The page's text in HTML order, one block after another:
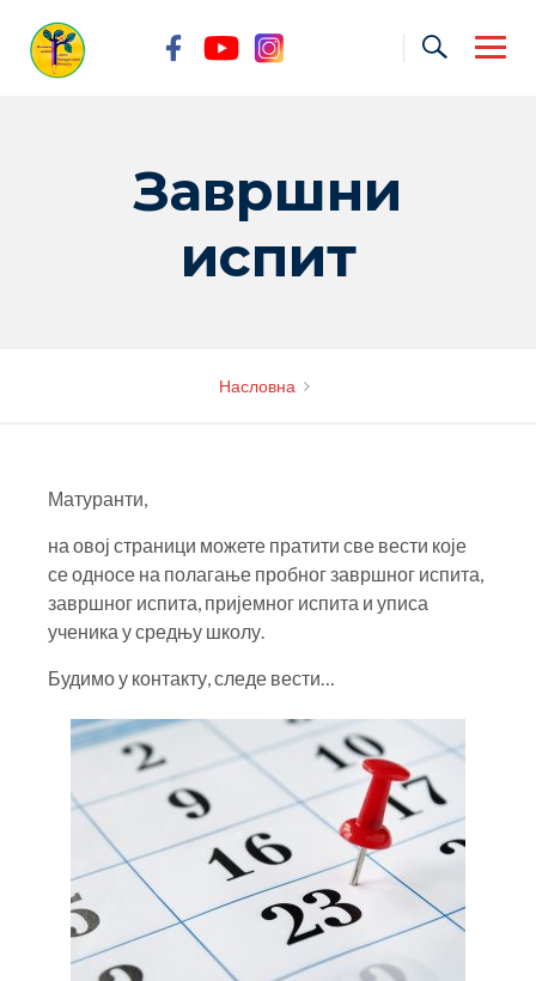
content
Завршни
испит
Насловна
Матуранти,
на овој страници можете пратити све вести које
се односе на полагање пробног завршног испита,
завршног испита, пријемног испита и уписа
ученика у средњу школу.
Будимо у контакту, следе вести…